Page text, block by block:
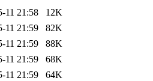
11 21:58
12K
11 21:59
82K
11 21:59
88K
11 21:59
68K
11 21:59
64K